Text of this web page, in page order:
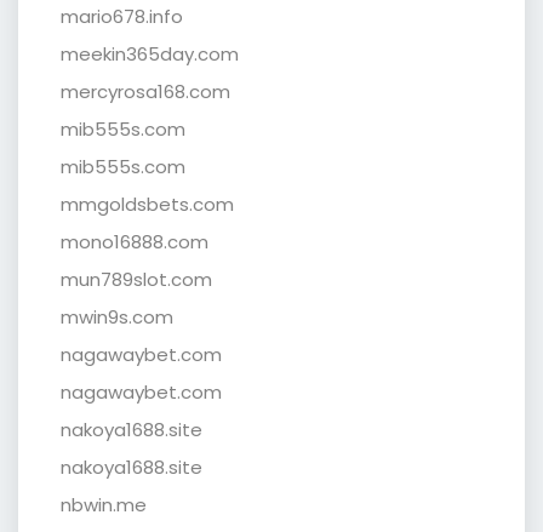
mario678.info
meekin365day.com
mercyrosa168.com
mib555s.com
mib555s.com
mmgoldsbets.com
mono16888.com
mun789slot.com
mwin9s.com
nagawaybet.com
nagawaybet.com
nakoya1688.site
nakoya1688.site
nbwin.me